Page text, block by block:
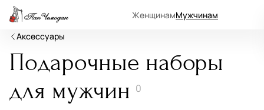
ЖенщинамМужчинам
Аксессуары
Подарочные наборы
для мужчин 0